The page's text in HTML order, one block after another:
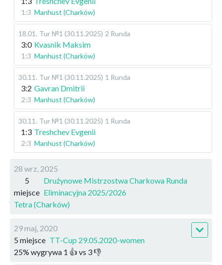
1:3 Manhust (Charków)
18.01 . Tur №1 (30.11.2025) 2 Runda
3:0 Kvasnik Maksim
1:3 Manhust (Charków)
30.11 . Tur №1 (30.11.2025) 1 Runda
3:2 Gavran Dmitrii
2:3 Manhust (Charków)
30.11 . Tur №1 (30.11.2025) 1 Runda
1:3 Treshchev Evgenii
2:3 Manhust (Charków)
28 wrz, 2025
5
miejsce
Drużynowe Mistrzostwa Charkowa Runda
Eliminacyjna 2025/2026
Tetra (Charków)
29 maj, 2020
5 miejsce TT-Cup 29.05.2020-women
25% wygrywa 1 👍 vs 3👎